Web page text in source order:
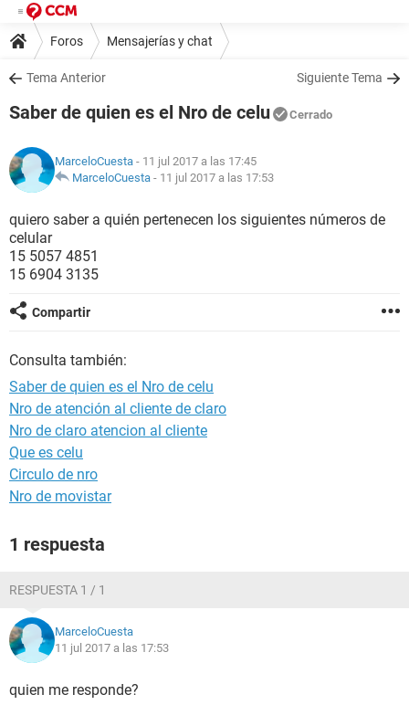
Foros Mensajerías y chat
Tema Anterior Siguiente Tema
Saber de quien es el Nro de celu Cerrado
MarceloCuesta - 11 jul 2017 a las 17:45
MarceloCuesta - 11 jul 2017 a las 17:53
quiero saber a quién pertenecen los siguientes números de
celular
15 5057 4851
15 6904 3135
Compartir
Consulta también:
Saber de quien es el Nro de celu
Nro de atención al cliente de claro
Nro de claro atencion al cliente
Que es celu
Circulo de nro
Nro de movistar
1 respuesta
RESPUESTA 1 / 1
MarceloCuesta
11 jul 2017 a las 17:53
quien me responde?